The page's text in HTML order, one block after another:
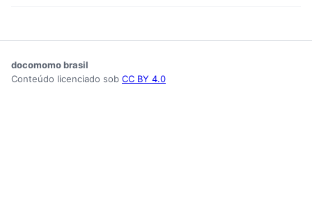
docomomo brasil
Conteúdo licenciado sob CC BY 4.0